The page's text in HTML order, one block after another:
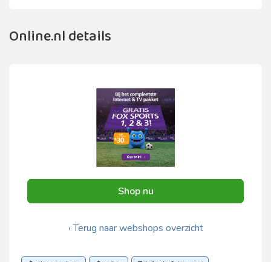
Online.nl details
Shop nu
‹ Terug naar webshops overzicht